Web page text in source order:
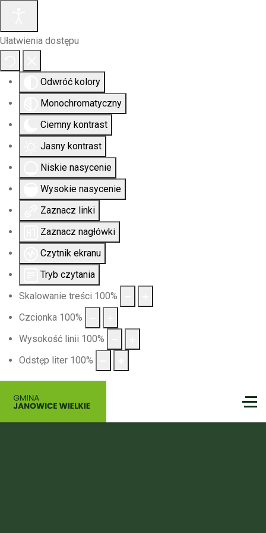
Ułatwienia dostępu
Odwróć kolory
Monochromatyczny
Ciemny kontrast
Jasny kontrast
Niskie nasycenie
Wysokie nasycenie
Zaznacz linki
Zaznacz nagłówki
Czytnik ekranu
Tryb czytania
Skalowanie treści 100%
Czcionka 100%
Wysokość linii 100%
Odstęp liter 100%